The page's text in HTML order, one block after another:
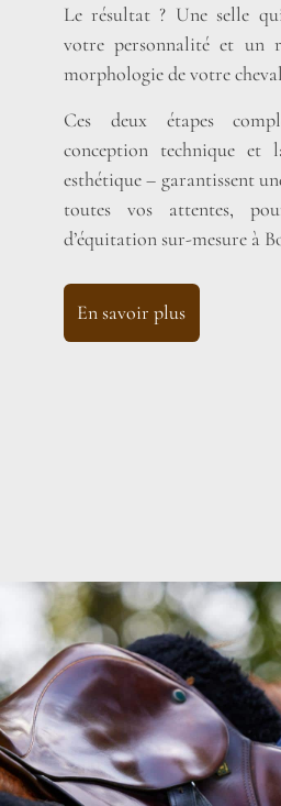
Le résultat ? Une selle
votre personnalité et un
morphologie de votre
Ces deux étapes
conception technique et
esthétique – garantissent
toutes vos attentes,
d’équitation sur-mesure à
En savoir plus